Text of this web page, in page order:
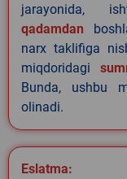
jarayonida,
qadamdan
narx taklifiga
miqdoridagi
Bunda, ushbu
olinadi.
Eslatma: